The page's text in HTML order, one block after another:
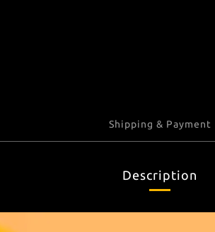
Shipping & Payment
Description